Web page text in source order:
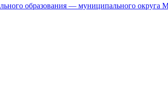
образования — муниципального